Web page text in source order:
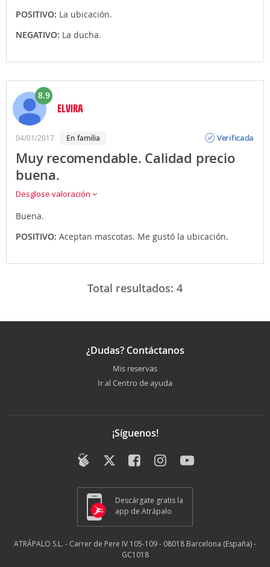
POSITIVO: La ubicación.
NEGATIVO: La ducha.
8.9
ELVIRA
04/01/2017 en familia
Verificada
Muy recomendable. Calidad precio
buena.
Desglose valoración
Buena.
POSITIVO: Aceptan mascotas. Me gustó la ubicación.
Total resultados: 4
¿Dudas? Contáctanos
Mis reservas
Ir al Centro de ayuda
¡Síguenos!
Descárgate gratis la
app de Atrápalo
ATRÁPALO S.L. - Carrer de Pere IV 105-109 - 08018 Barcelona (España) -
GC1018